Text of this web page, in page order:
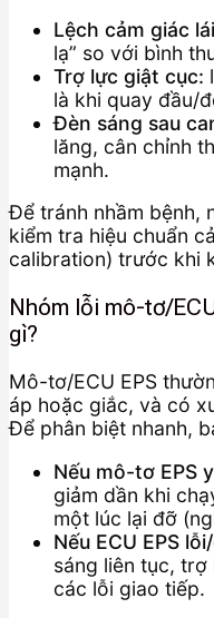
Lệch cảm giác
lạ” so với bình
Trợ lực giật cục:
là khi quay đầu/
Đèn sáng sau
lăng, cân chỉnh
mạnh.
Để tránh nhầm bệnh,
kiểm tra hiệu chuẩn
calibration) trước khi
Nhóm lỗi mô-tơ/
gì?
Mô-tơ/ECU EPS
áp hoặc giắc, và có
Để phân biệt nhanh,
Nếu mô-tơ EPS
giảm dần khi
một lúc lại đỡ
Nếu ECU EPS
sáng liên tục,
các lỗi giao tiếp.